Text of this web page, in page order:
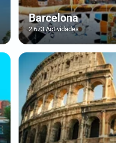
Barcelona
2.673 Actividades